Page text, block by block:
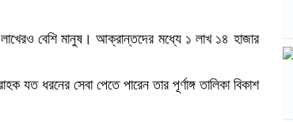
বেশি মানুষ। আক্রান্তদের মধ্যে ১ লাখ ১৪ হাজার
যত ধরনের সেবা পেতে পারেন তার পূর্ণাঙ্গ তালিকা বিকাশ